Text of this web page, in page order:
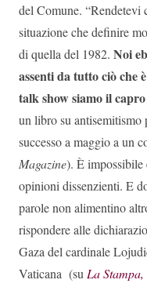
del Comune. “Rendetevi
situazione che definire
di quella del 1982. Noi
assenti da tutto ciò che
talk show siamo il
un libro su antisemitismo
successo a maggio a un
Magazine). È impossibile
opinioni dissenzienti. E
parole non alimentino
rispondere alle
Gaza del cardinale
Vaticana (su La Stampa,